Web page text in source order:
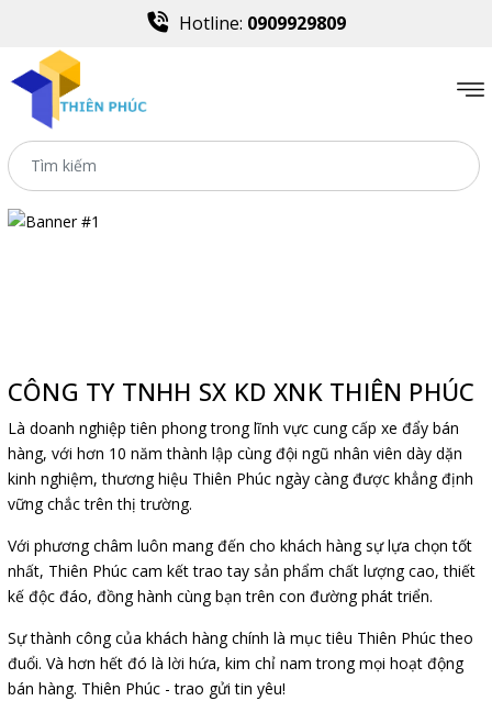
Hotline: 0909929809
CÔNG TY TNHH SX KD XNK THIÊN PHÚC
Là doanh nghiệp tiên phong trong lĩnh vực cung cấp xe đẩy bán
hàng, với hơn 10 năm thành lập cùng đội ngũ nhân viên dày dặn
kinh nghiệm, thương hiệu Thiên Phúc ngày càng được khẳng định
vững chắc trên thị trường.
Với phương châm luôn mang đến cho khách hàng sự lựa chọn tốt
nhất, Thiên Phúc cam kết trao tay sản phẩm chất lượng cao, thiết
kế độc đáo, đồng hành cùng bạn trên con đường phát triển.
Sự thành công của khách hàng chính là mục tiêu Thiên Phúc theo
đuổi. Và hơn hết đó là lời hứa, kim chỉ nam trong mọi hoạt động
bán hàng. Thiên Phúc - trao gửi tin yêu!